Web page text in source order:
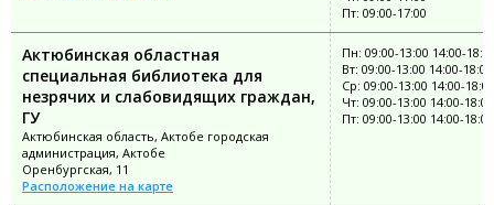
Пт: 09:00-17:00
Актюбинская областная
специальная библиотека для
незрячих и слабовидящих граждан,
ГУ
Актюбинская область, Актобе городская
администрация, Актобе
Оренбургская, 11
Расположение на карте
Пн: 09:00-13:00 14:00-
Вт: 09:00-13:00 14:00-18:00
Ср: 09:00-13:00 14:00-18:00
Чт: 09:00-13:00 14:00-18:00
Пт: 09:00-13:00 14:00-18:00